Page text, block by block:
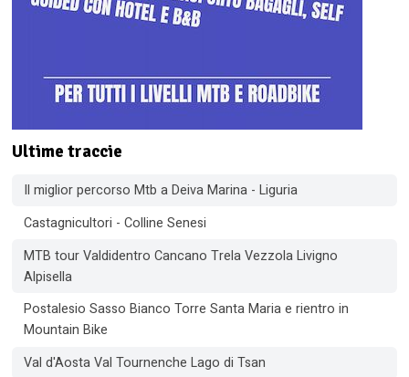
Ultime traccie
Il miglior percorso Mtb a Deiva Marina - Liguria
Castagnicultori - Colline Senesi
MTB tour Valdidentro Cancano Trela Vezzola Livigno
Alpisella
Postalesio Sasso Bianco Torre Santa Maria e rientro in
Mountain Bike
Val d'Aosta Val Tournenche Lago di Tsan